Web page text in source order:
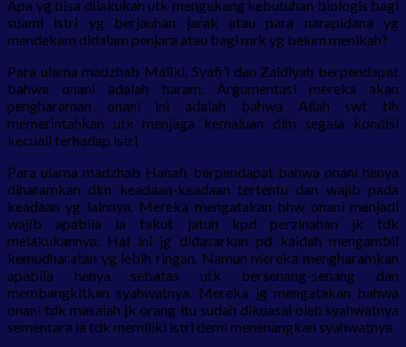
Apa yg bisa dilakukan utk mengekang kebutuhan biologis bagi
suami istri yg berjauhan jarak atau para narapidana yg
mendekam didalam penjara atau bagi mrk yg belum menikah?
Para ulama madzhab Maliki, Syafi’i dan Zaidiyah berpendapat
bahwa onani adalah haram. Argumentasi mereka akan
pengharaman onani ini adalah bahwa Allah swt tlh
memerintahkan utk menjaga kemaluan dlm segala kondisi
kecuali terhadap istri
Para ulama madzhab Hanafi berpendapat bahwa onani hanya
diharamkan dlm keadaan-keadaan tertentu dan wajib pada
keadaan yg lainnya. Mereka mengatakan bhw onani menjadi
wajib apabila ia takut jatuh kpd perzinahan jk tdk
melakukannya. Hal ini jg didasarkan pd kaidah mengambil
kemudharatan yg lebih ringan. Namun mereka mengharamkan
apabila hanya sebatas utk bersenang-senang dan
membangkitkan syahwatnya. Mereka jg mengatakan bahwa
onani tdk masalah jk orang itu sudah dikuasai oleh syahwatnya
sementara ia tdk memiliki istri demi menenangkan syahwatnya